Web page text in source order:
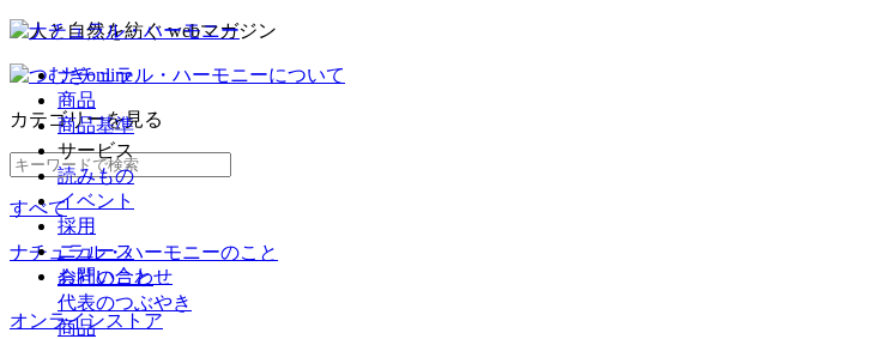
ナチュラル・ハーモニーについて
商品
商品基準
サービス
読みもの
イベント
採用
ニュース
お問い合わせ
オンラインストア
カテゴリーを見る
すべて
ナチュラル・ハーモニーのこと
会社のこと
代表のつぶやき
商品